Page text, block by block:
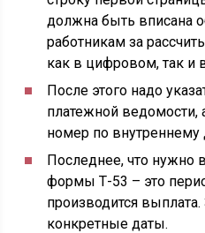
должна быть вписана
работникам за
как в цифровом, так и
После этого надо
платежной
номер по внутреннему
Последнее, что нужно
формы Т-53 – это
производится
конкретные даты.